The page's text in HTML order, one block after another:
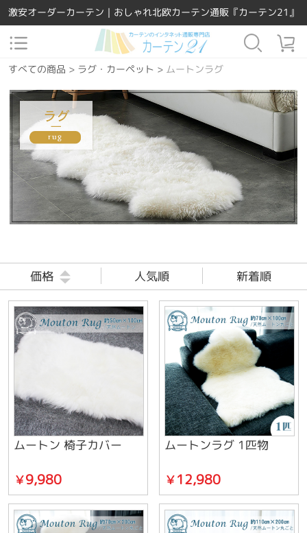
激安オーダーカーテン｜おしゃれ北欧カーテン通販『カーテン21』
すべての商品 > ラグ・カーペット > ムートンラグ
価格 人気順 新着順
ムートン 椅子カバー
￥9,980
ムートンラグ 1匹物
￥12,980